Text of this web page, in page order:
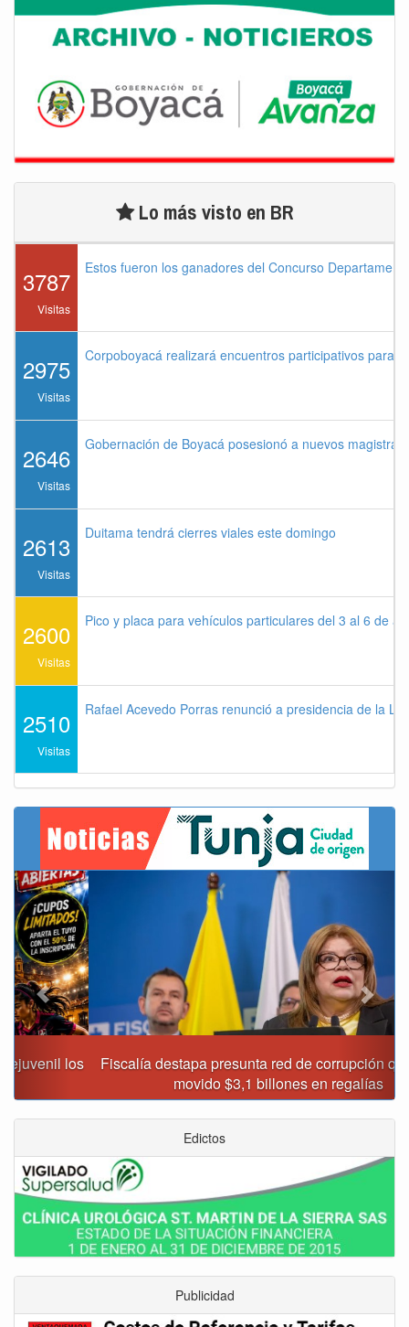
Lo más visto en BR
3787
Visitas
Estos fueron los ganadores del Concurso
2975
Visitas
Corpoboyacá realizará encuentros participativos para
2646
Visitas
Gobernación de Boyacá posesionó a nuevos
2613
Visitas
Duitama tendrá cierres viales este domingo
2600
Visitas
Pico y placa para vehículos particulares del 3 al 6 de
2510
Visitas
Rafael Acevedo Porras renunció a presidencia de la
Fiscalía destapa presunta red de corrupción que habría
movido $3,1 billones en regalías
Previous
Edictos
Publicidad